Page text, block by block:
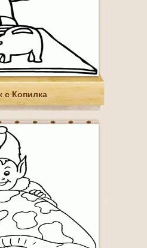
с Копилка